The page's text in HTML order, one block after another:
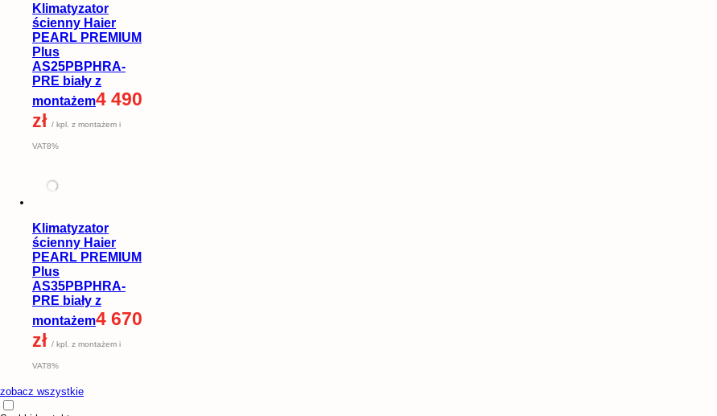
Klimatyzator
ścienny Haier
PEARL PREMIUM
Plus
AS25PBPHRA-
PRE biały z
montażem4 490
zł / kpl. z montażem i
VAT8%
Klimatyzator
ścienny Haier
PEARL PREMIUM
Plus
AS35PBPHRA-
PRE biały z
montażem4 670
zł / kpl. z montażem i
VAT8%
zobacz wszystkie